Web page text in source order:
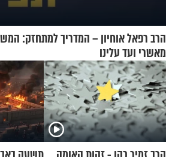
הרב רפאל אוחיון – המדריך למתחזק:
מאשרי ועד עלינו